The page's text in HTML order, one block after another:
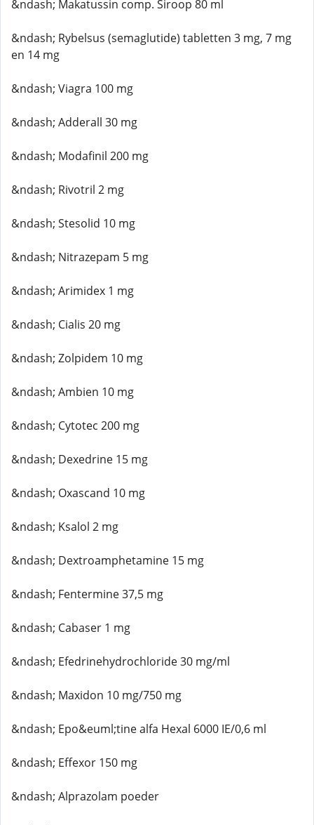
&ndash; Makatussin comp. Siroop 80 ml
&ndash; Rybelsus (semaglutide) tabletten 3 mg, 7 mg
en 14 mg
&ndash; Viagra 100 mg
&ndash; Adderall 30 mg
&ndash; Modafinil 200 mg
&ndash; Rivotril 2 mg
&ndash; Stesolid 10 mg
&ndash; Nitrazepam 5 mg
&ndash; Arimidex 1 mg
&ndash; Cialis 20 mg
&ndash; Zolpidem 10 mg
&ndash; Ambien 10 mg
&ndash; Cytotec 200 mg
&ndash; Dexedrine 15 mg
&ndash; Oxascand 10 mg
&ndash; Ksalol 2 mg
&ndash; Dextroamphetamine 15 mg
&ndash; Fentermine 37,5 mg
&ndash; Cabaser 1 mg
&ndash; Efedrinehydrochloride 30 mg/ml
&ndash; Maxidon 10 mg/750 mg
&ndash; Epo&euml;tine alfa Hexal 6000 IE/0,6 ml
&ndash; Effexor 150 mg
&ndash; Alprazolam poeder